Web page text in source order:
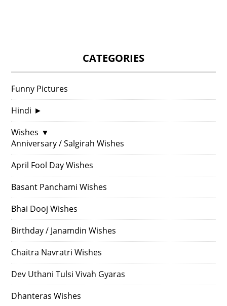
CATEGORIES
Funny Pictures
Hindi ►
Wishes ▼
Anniversary / Salgirah Wishes
April Fool Day Wishes
Basant Panchami Wishes
Bhai Dooj Wishes
Birthday / Janamdin Wishes
Chaitra Navratri Wishes
Dev Uthani Tulsi Vivah Gyaras
Dhanteras Wishes